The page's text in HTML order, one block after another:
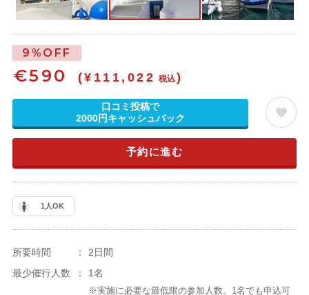
9%OFF
€590 (¥111,022 税込)
口コミ投稿で
2000円キャッシュバック
予約に進む
1人OK
所要時間 ：
2日間
最少催行人数
： 1名
※実施に必要な最低限の参加人数。1名でも申込可